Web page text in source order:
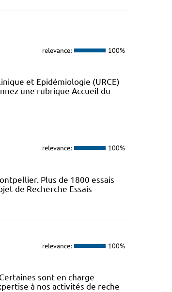
relevance: 100%
et Epidémiologie (URCE)
une rubrique Accueil du
relevance: 100%
Plus de 1800 essais
de Recherche Essais
relevance: 100%
sont en charge
à nos activités de reche